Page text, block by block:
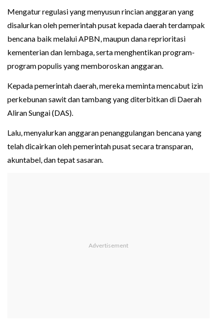
Mengatur regulasi yang menyusun rincian anggaran yang
disalurkan oleh pemerintah pusat kepada daerah terdampak
bencana baik melalui APBN, maupun dana reprioritasi
kementerian dan lembaga, serta menghentikan program-
program populis yang memboroskan anggaran.
Kepada pemerintah daerah, mereka meminta mencabut izin
perkebunan sawit dan tambang yang diterbitkan di Daerah
Aliran Sungai (DAS).
Lalu, menyalurkan anggaran penanggulangan bencana yang
telah dicairkan oleh pemerintah pusat secara transparan,
akuntabel, dan tepat sasaran.